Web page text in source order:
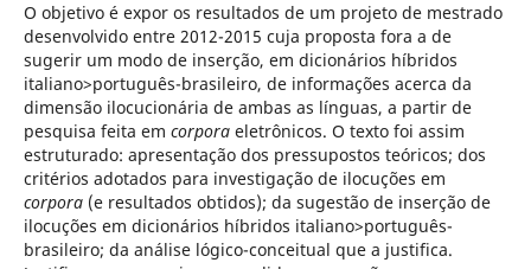
O objetivo é expor os resultados de um projeto de mestrado
desenvolvido entre 2012-2015 cuja proposta fora a de
sugerir um modo de inserção, em dicionários híbridos
italiano>português-brasileiro, de informações acerca da
dimensão ilocucionária de ambas as línguas, a partir de
pesquisa feita em corpora eletrônicos. O texto foi assim
estruturado: apresentação dos pressupostos teóricos; dos
critérios adotados para investigação de ilocuções em
corpora(e resultados obtidos); da sugestão de inserção de
ilocuções em dicionários híbridos italiano>português-
brasileiro; da análise lógico-conceitual que a justifica.